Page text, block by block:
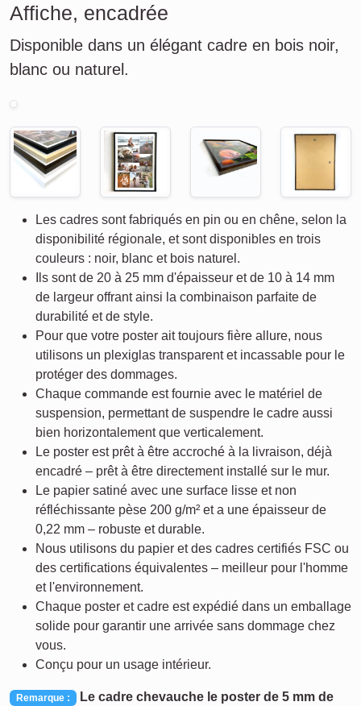
Affiche, encadrée
Disponible dans un élégant cadre en bois noir,
blanc ou naturel.
Les cadres sont fabriqués en pin ou en chêne, selon la
disponibilité régionale, et sont disponibles en trois
couleurs : noir, blanc et bois naturel.
Ils sont de 20 à 25 mm d'épaisseur et de 10 à 14 mm
de largeur offrant ainsi la combinaison parfaite de
durabilité et de style.
Pour que votre poster ait toujours fière allure, nous
utilisons un plexiglas transparent et incassable pour le
protéger des dommages.
Chaque commande est fournie avec le matériel de
suspension, permettant de suspendre le cadre aussi
bien horizontalement que verticalement.
Le poster est prêt à être accroché à la livraison, déjà
encadré – prêt à être directement installé sur le mur.
Le papier satiné avec une surface lisse et non
réfléchissante pèse 200 g/m² et a une épaisseur de
0,22 mm – robuste et durable.
Nous utilisons du papier et des cadres certifiés FSC ou
des certifications équivalentes – meilleur pour l'homme
et l'environnement.
Chaque poster et cadre est expédié dans un emballage
solide pour garantir une arrivée sans dommage chez
vous.
Conçu pour un usage intérieur.
Remarque : Le cadre chevauche le poster de 5 mm de